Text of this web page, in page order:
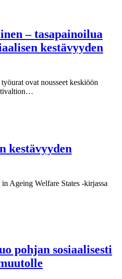
– tasapainoilua
kestävyyden
ovat nousseet keskiöön
kestävyyden
Ageing Welfare States -kirjassa
pohjan sosiaalisesti